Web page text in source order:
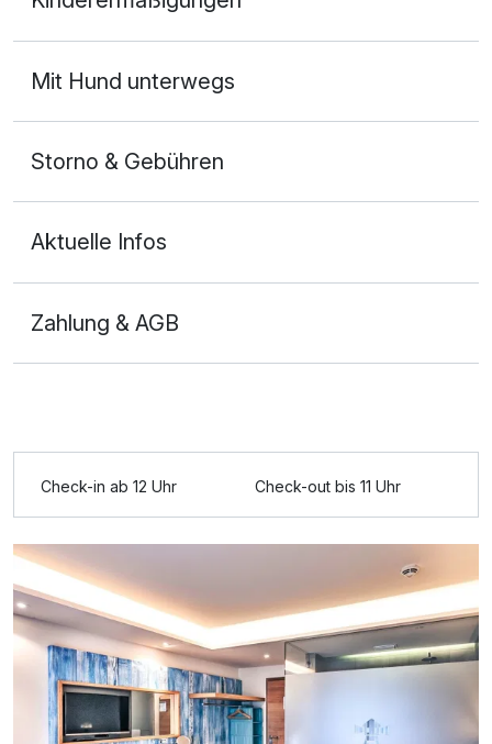
Für 3 Tage p.P. ab305,50 €
Mit Hund unterwegs
Storno & Gebühren
Aktuelle Infos
Zahlung & AGB
Check-in ab 12 Uhr Check-out bis 11 Uhr